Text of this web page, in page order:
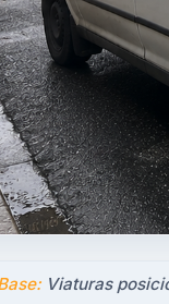
Viaturas